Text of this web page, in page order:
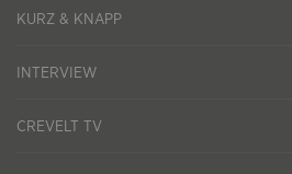
KURZ & KNAPP
INTERVIEW
CREVELT TV